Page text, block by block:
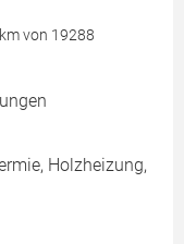
von 19288
Holzheizung,